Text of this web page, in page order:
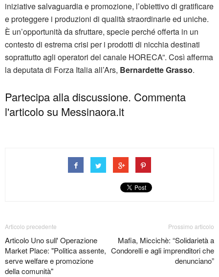
iniziative salvaguardia e promozione, l’obiettivo di gratificare
e proteggere i produzioni di qualità straordinarie ed uniche.
È un’opportunità da sfruttare, specie perché offerta in un
contesto di estrema crisi per i prodotti di nicchia destinati
soprattutto agli operatori del canale HORECA”. Così afferma
la deputata di Forza Italia all’Ars, Bernardette Grasso.
Partecipa alla discussione. Commenta
l'articolo su Messinaora.it
Articolo precedente
Articolo Uno sull' Operazione
Market Place: "Politica assente,
serve welfare e promozione
della comunità"
Prossimo articolo
Mafia, Miccichè: “Solidarietà a
Condorelli e agli imprenditori che
denunciano”